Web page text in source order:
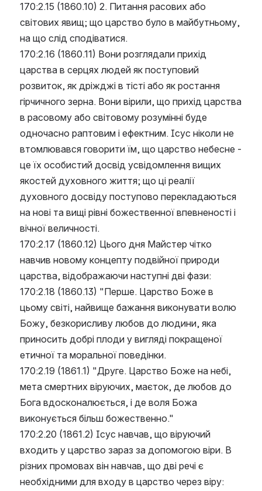
170:2.15 (1860.10) 2. Питання расових або
світових явищ; що царство було в майбутньому,
на що слід сподіватися.
170:2.16 (1860.11) Вони розглядали прихід
царства в серцях людей як поступовий
розвиток, як дріжджі в тісті або як ростання
гірчичного зерна. Вони вірили, що прихід царства
в расовому або світовому розумінні буде
одночасно раптовим і ефектним. Ісус ніколи не
втомлювався говорити їм, що царство небесне -
це їх особистий досвід усвідомлення вищих
якостей духовного життя; що ці реалії
духовного досвіду поступово перекладаються
на нові та вищі рівні божественної впевненості і
вічної величності.
170:2.17 (1860.12) Цього дня Майстер чітко
навчив новому концепту подвійної природи
царства, відображаючи наступні дві фази:
170:2.18 (1860.13) "Перше. Царство Боже в
цьому світі, найвище бажання виконувати волю
Божу, безкорисливу любов до людини, яка
приносить добрі плоди у вигляді покращеної
етичної та моральної поведінки.
170:2.19 (1861.1) "Друге. Царство Боже на небі,
мета смертних віруючих, маєток, де любов до
Бога вдосконалюється, і де воля Божа
виконується більш божественно."
170:2.20 (1861.2) Ісус навчав, що віруючий
входить у царство зараз за допомогою віри. В
різних промовах він навчав, що дві речі є
необхідними для входу в царство через віру: